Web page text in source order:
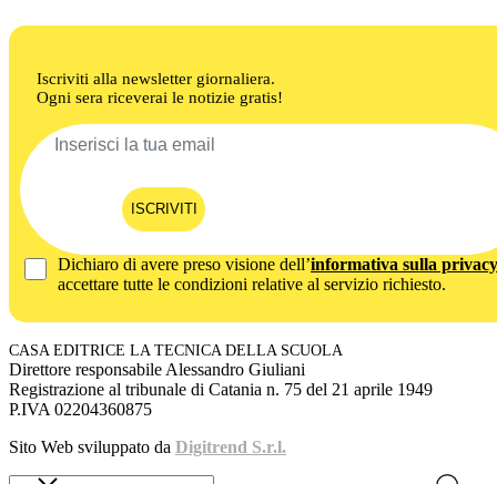
Iscriviti alla newsletter giornaliera.
Ogni sera riceverai le notizie gratis!
ISCRIVITI
Dichiaro di avere preso visione dell’informativa sulla privacy
accettare tutte le condizioni relative al servizio richiesto.
CASA EDITRICE LA TECNICA DELLA SCUOLA
Direttore responsabile Alessandro Giuliani
Registrazione al tribunale di Catania n. 75 del 21 aprile 1949
P.IVA 02204360875
Sito Web sviluppato da Digitrend S.r.l.